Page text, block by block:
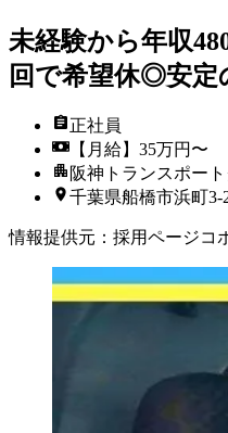
未経験から年収
回で希望休◎安定
正社員
【月給】35万円〜
阪神トランスポー
千葉県船橋市浜町3-
情報提供元 ： 採用ページコ